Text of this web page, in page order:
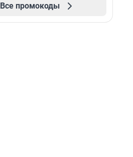
Все промокоды